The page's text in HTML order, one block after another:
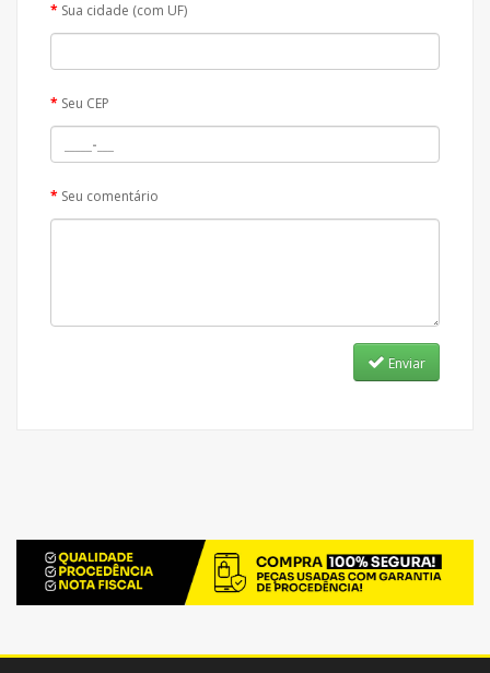
Sua cidade (com UF)
Seu CEP
Seu comentário
Enviar